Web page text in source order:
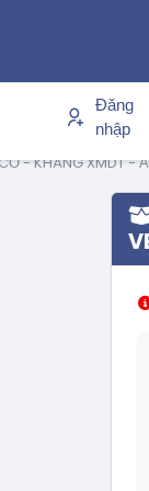
Đăng
nhập
- KHÁNG XMDT -